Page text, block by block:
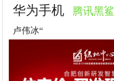
华为手机 腾讯黑鲨
卢伟冰“